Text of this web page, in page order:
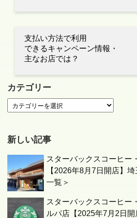
支払い方法で利用
できるキャンペーン情報・
主なお店では？
カテゴリー
新しい記事
スターバックスコーヒー
【2026年8月7日開店】
一覧＞
スターバックスコーヒー
ルパ店【2025年7月2日